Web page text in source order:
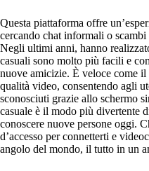
Questa piattaforma offre
cercando chat informali o
Negli ultimi anni, hanno
casuali sono molto più facili e
nuove amicizie. È veloce come
qualità video, consentendo agli
sconosciuti grazie allo schermo
casuale è il modo più divertente
conoscere nuove persone oggi.
d’accesso per connetterti e
angolo del mondo, il tutto in un